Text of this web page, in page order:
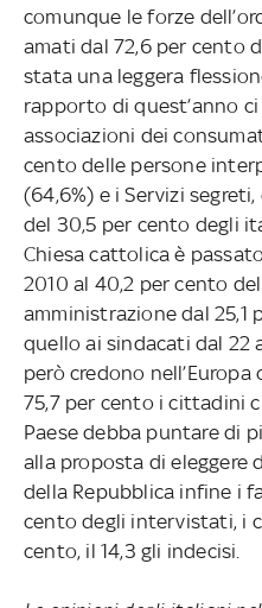
comunque le forze
amati dal 72,6 per cento
stata una leggera
rapporto di quest’anno
associazioni dei
cento delle persone
(64,6%) e i Servizi
del 30,5 per cento degli
Chiesa cattolica è
2010 al 40,2 per cento
amministrazione dal 25,1
quello ai sindacati dal 22
però credono
75,7 per cento i cittadini
Paese debba puntare di
alla proposta di eleggere
della Repubblica infine i
cento degli intervistati, i
cento, il 14,3 gli indecisi.